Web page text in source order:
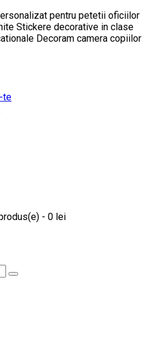
pentru petetii oficiilor
Stickere decorative in clase
Decoram camera copiilor
te
- 0 lei